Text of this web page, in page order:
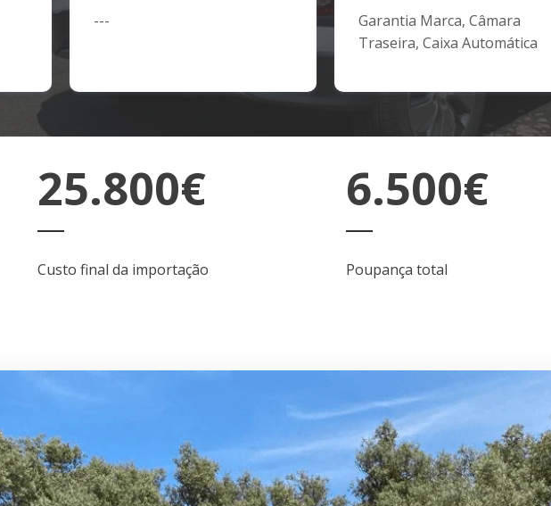
---
Garantia Marca, Câmara
Traseira, Caixa Automática
25.800€
Custo final da importação
6.500€
Poupança total